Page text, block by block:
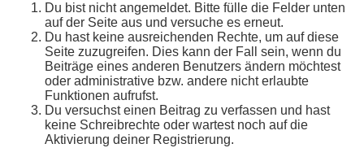
Du bist nicht angemeldet. Bitte fülle die Felder unten
auf der Seite aus und versuche es erneut.
Du hast keine ausreichenden Rechte, um auf diese
Seite zuzugreifen. Dies kann der Fall sein, wenn du
Beiträge eines anderen Benutzers ändern möchtest
oder administrative bzw. andere nicht erlaubte
Funktionen aufrufst.
Du versuchst einen Beitrag zu verfassen und hast
keine Schreibrechte oder wartest noch auf die
Aktivierung deiner Registrierung.